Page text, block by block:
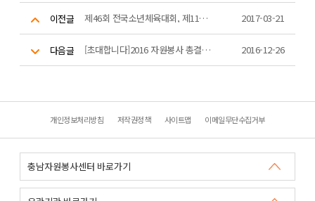
이전글 제46회 전국소년체육대회, 제11회 전국장애학생체육대회 자원봉사자 모집 안내 2017-03-21
다음글 [초대합니다]2016 자원봉사 총결산 간담회 &amp; 자원봉사 인문학 특강 2016-12-26
개인정보처리방침 저작권정책 사이트맵 이메일무단수집거부